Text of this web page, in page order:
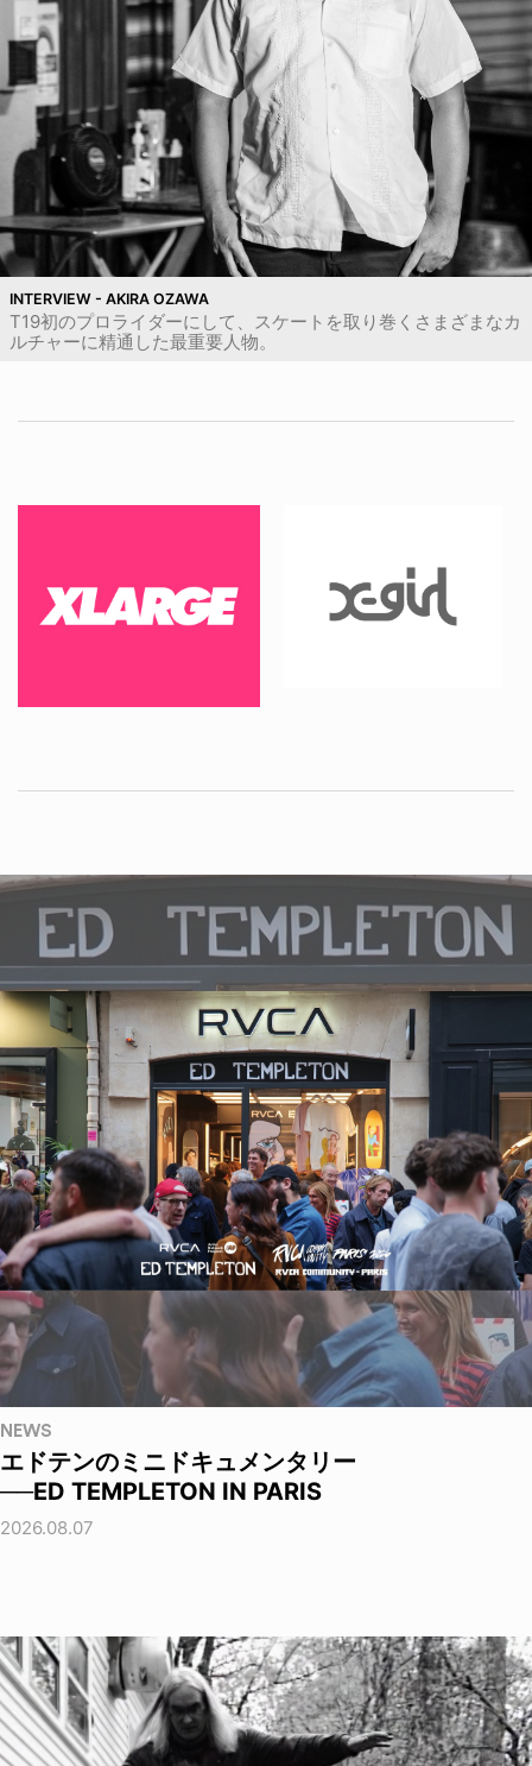
INTERVIEW - AKIRA OZAWA
T19初のプロライダーにして、スケートを取り巻くさまざまなカ
ルチャーに精通した最重要人物。
NEWS
エドテンのミニドキュメンタリー
──ED TEMPLETON IN PARIS
2026.08.07